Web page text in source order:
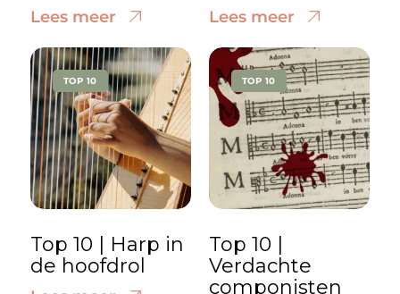
Lees meer Lees meer
TOP 10
Top 10 | Harp in
de hoofdrol
TOP 10
Top 10 |
Verdachte
componisten